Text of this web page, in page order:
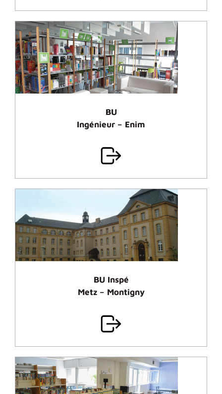
BU
Ingénieur – Enim
BU Inspé
Metz – Montigny